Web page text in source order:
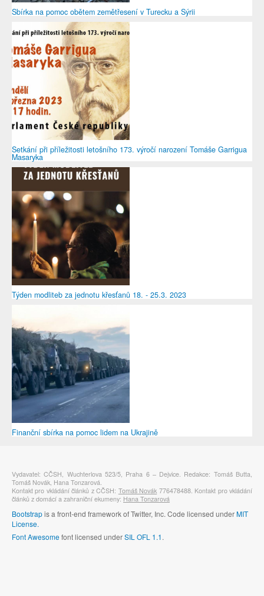
Sbírka na pomoc obětem zemětřesení v Turecku a Sýrii
Setkání při příležitosti letošního 173. výročí narození Tomáše Garrigua
Masaryka
Týden modliteb za jednotu křesťanů 18. - 25.3. 2023
Finanční sbírka na pomoc lidem na Ukrajině
Vydavatel: CČSH, Wuchterlova 523/5, Praha 6 – Dejvice. Redakce: Tomáš Butta,
Tomáš Novák, Hana Tonzarová.
Kontakt pro vkládání článků z CČSH: Tomáš Novák 776478488. Kontakt pro vkládání
článků z domácí a zahraniční ekumeny: Hana Tonzarová
Bootstrapis a front-end framework of Twitter, Inc. Code licensed underMIT
License.
Font Awesomefont licensed underSIL OFL 1.1.